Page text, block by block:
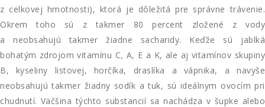
z celkovej hmotnosti), ktorá je dôležitá pre správne trávenie.
Okrem toho sú z takmer 80 percent zložené z vody
a neobsahujú takmer žiadne sacharidy. Keďže sú jablká
bohatým zdrojom vitamínu C, A, E a K, ale aj vitamínov skupiny
B, kyseliny listovej, horčíka, draslíka a vápnika, a navyše
neobsahujú takmer žiadny sodík a tuk, sú ideálnym ovocím pri
chudnutí. Väčšina týchto substancií sa nachádza v šupke alebo